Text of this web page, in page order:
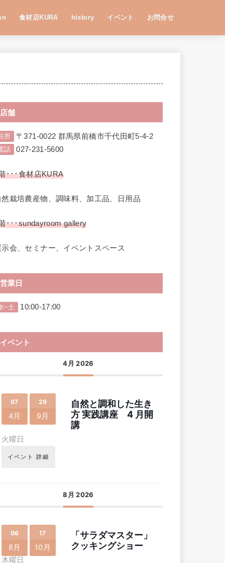
食材店KURA history イベント お問合せ
店舗
所 〒371-0022 群馬県前橋市千代田町5-4-2
話 027-231-5600
･･･食材店KURA
然栽培農産物、調味料、加工品、日用品
･･･sundayroom gallery
示会、セミナー、イベントスペース
営業日
~土 10:00-17:00
イベント
4月 2026
07
4月
29
9月
自然と調和した生き
方 実践講座 4 月開
講
火曜日
イベント 詳細
8月 2026
06
8月
17
10月
「サラダマスター」
クッキングショー
木曜日